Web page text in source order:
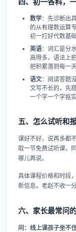
数学：先诊断出
的从有理数运算
初一打好代数基
英语：词汇是分
高得多。语法上
把积累落到每一天
语文：阅读答题
文写不长的，先
一个字一个字抠
五、怎么试听和报
课好不好，说再多都
取一节免费试听课，
哪儿再说。
具体课程价格和时段
新信息。老赵不收一
六、家长最常问
问：线上课孩子坐不